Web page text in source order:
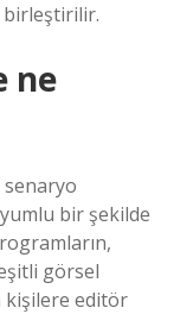
birleştirilir.
ne
bir şekilde
görsel
kişilere editör